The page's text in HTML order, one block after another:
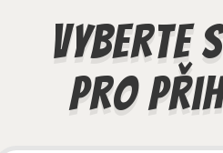
Vyberte
pro